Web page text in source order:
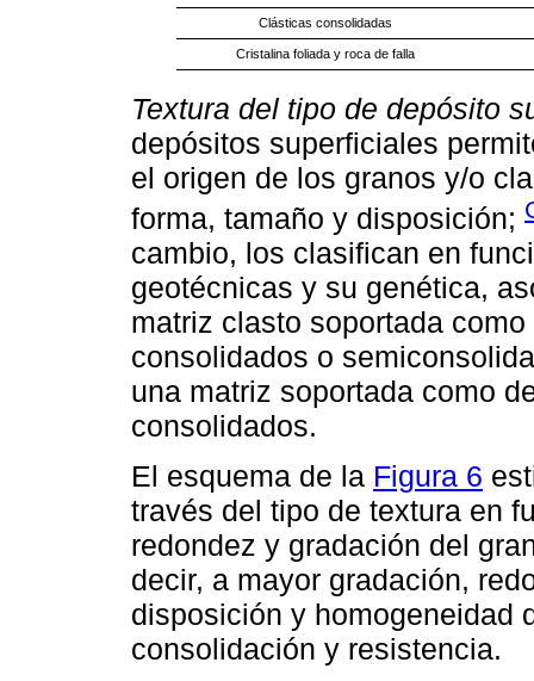
Clásticas consolidadas
Cristalina foliada y roca de falla
Textura del tipo de depósito
depósitos superficiales
el origen de los granos y/o
forma, tamaño y disposición;
cambio, los clasifican en
geotécnicas y su genética,
matriz clasto soportada
consolidados o
una matriz soportada como
consolidados.
El esquema de la Figura 6
través del tipo de textura en
redondez y gradación del
decir, a mayor gradación,
disposición y homogeneidad
consolidación y resistencia.